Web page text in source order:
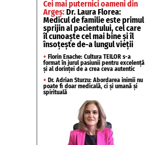
Cei mai puternici oameni din
Argeș:Dr. Laura Florea:
Medicul de familie este primul
sprijin al pacientului, cel care
îl cunoaște cel mai bine și îl
însoțește de-a lungul vieții
+ Florin Enache: Cultura TEILOR s-a
format în jurul pasiunii pentru excelență
și al dorinței de a crea ceva autentic
+ Dr. Adrian Sturzu: Abordarea inimii nu
poate fi doar medicală, ci și umană și
spirituală